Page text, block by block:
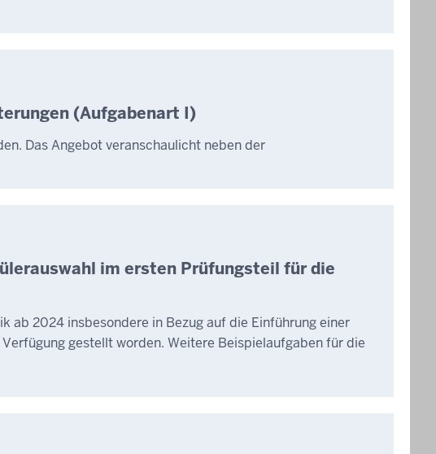
(Aufgabenart I)
Das Angebot veranschaulicht neben der
im ersten Prüfungsteil für die
2024 insbesondere in Bezug auf die Einführung einer
gestellt worden. Weitere Beispielaufgaben für die